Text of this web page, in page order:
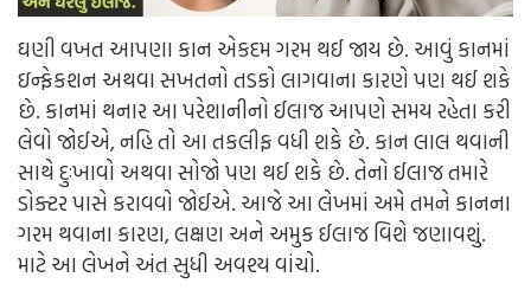
ઘણી વખત આપણા કાન એકદમ ગરમ થઈ જાય છે. આવું કાનમાં
ઇન્ફેકશન અથવા સખતનો તડકો લાગવાના કારણે પણ થઈ શકે
છે. કાનમાં થનાર આ પરેશાનીનો ઈલાજ આપણે સમય રહેતા કરી
લેવો જોઈએ, નહિ તો આ તકલીફ વધી શકે છે. કાન લાલ થવાની
સાથે દુઃખાવો અથવા સોજો પણ થઈ શકે છે. તેનો ઈલાજ તમારે
ડોક્ટર પાસે કરાવવો જોઈએ. આજે આ લેખમાં અમે તમને કાનના
ગરમ થવાના કારણ, લક્ષણ અને અમુક ઈલાજ વિશે જણાવશું.
માટે આ લેખને અંત સુધી અવશ્ય વાંચો.